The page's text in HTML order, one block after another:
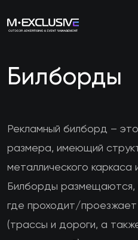
Билборды
Рекламный билборд –
размера, имеющий
металлического каркаса
Билборды размещаются,
где проходит/
(трассы и дороги, а